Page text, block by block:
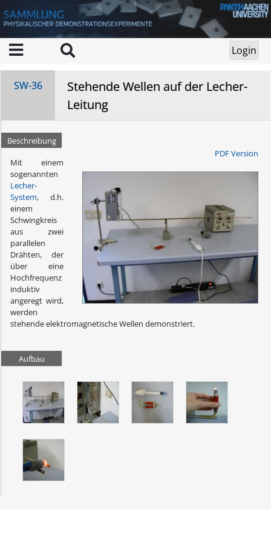
SW-36
Stehende Wellen auf der Lecher-
Leitung
Beschreibung
PDF Version
Mit einem
sogenannten
Lecher-
System, d.h.
einem
Schwingkreis
aus zwei
parallelen
Drähten, der
über eine
Hochfrequenz
induktiv
angeregt wird,
werden
stehende elektromagnetische Wellen demonstriert.
Aufbau